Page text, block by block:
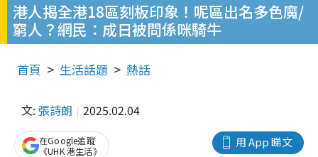
港人揭全港18區刻板印象！呢區出名多色魔/
窮人？網民：成日被問係咪騎牛
首頁 生活話題 熱話
文: 張詩朗 2025.02.04
用 App 睇文
在Google追蹤
《UHK 港生活》